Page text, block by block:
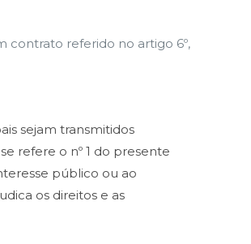
contrato referido no artigo 6º,
sejam transmitidos
refere o nº 1 do presente
público ou ao
os direitos e as